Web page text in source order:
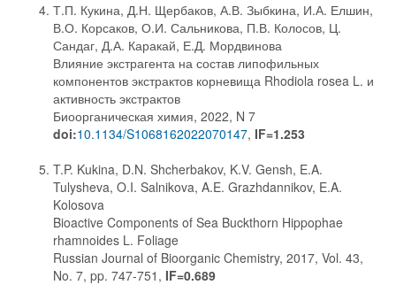
Т.П. Кукина, Д.Н. Щербаков, А.В. Зыбкина, И.А. Елшин,
В.О. Корсаков, О.И. Сальникова, П.В. Колосов, Ц.
Сандаг, Д.А. Каракай, Е.Д. Мордвинова
Влияние экстрагента на состав липофильных
компонентов экстрактов корневища Rhodiola rosea L. и
активность экстрактов
Биоорганическая химия, 2022, N 7
doi:10.1134/S1068162022070147, IF=1.253
T.P. Kukina, D.N. Shcherbakov, K.V. Gensh, E.A.
Tulysheva, O.I. Salnikova, A.E. Grazhdannikov, E.A.
Kolosova
Bioactive Components of Sea Buckthorn Hippophae
rhamnoides L. Foliage
Russian Journal of Bioorganic Chemistry, 2017, Vol. 43,
No. 7, pp. 747-751, IF=0.689